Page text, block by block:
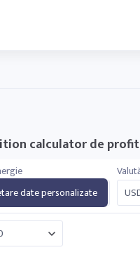
calculator de
date personalizate